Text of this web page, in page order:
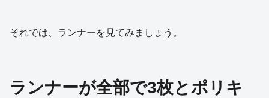
それでは、ランナーを見てみましょう。
ランナーが全部で3枚とポリキ